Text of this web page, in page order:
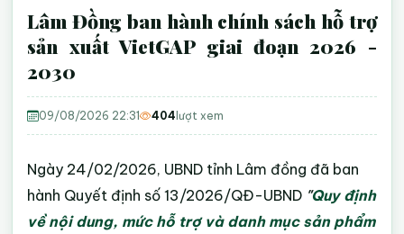
Lâm Đồng ban hành chính sách hỗ trợ
sản xuất VietGAP giai đoạn 2026 -
2030
09/08/2026 22:31 404 lượt xem
Ngày 24/02/2026, UBND tỉnh Lâm đồng đã ban
hành Quyết định số 13/2026/QĐ-UBND "Quy định
về nội dung, mức hỗ trợ và danh mục sản phẩm